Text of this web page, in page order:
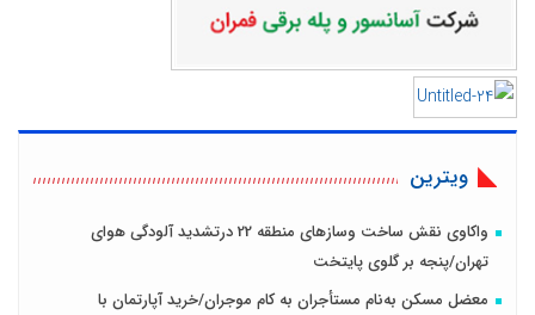
ویترین
واکاوی نقش ساخت وسازهای منطقه 22 درتشدید آلودگی هوای
تهران/پنجه بر گلوی پایتخت
معضل مسکن به‌نام مستأجران به کام موجران/خرید آپارتمان با